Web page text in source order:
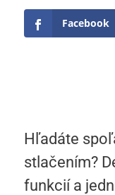
Facebook
Hľadáte
stlačením?
funkcií a